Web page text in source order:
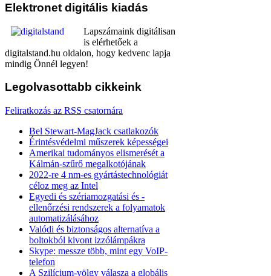
Elektronet digitális kiadás
Lapszámaink digitálisan
is elérhetőek a
digitalstand.hu oldalon, hogy kedvenc lapja
mindig Önnél legyen!
Legolvasottabb cikkeink
Feliratkozás az RSS csatornára
Bel Stewart-MagJack csatlakozók
Érintésvédelmi műszerek képességei
Amerikai tudományos elismerését a
Kálmán-szűrő megalkotójának
2022-re 4 nm-es gyártástechnológiát
céloz meg az Intel
Egyedi és szériamozgatási és -
ellenőrzési rendszerek a folyamatok
automatizálásához
Valódi és biztonságos alternatíva a
boltokból kivont izzólámpákra
Skype: messze több, mint egy VoIP-
telefon
A Szilícium-völgy válasza a globális